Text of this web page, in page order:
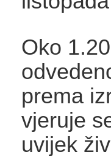
Oko
prema
vjeruje
uvijek